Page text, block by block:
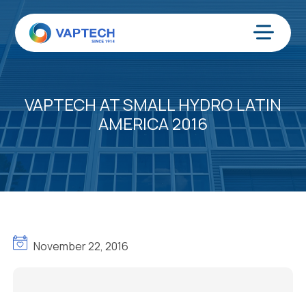
Inhalt
springen
Menü
VAPTECH AT SMALL HYDRO LATIN
AMERICA 2016
November 22, 2016